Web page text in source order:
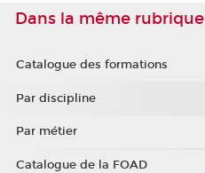
Dans la même rubrique
Catalogue des formations
Par discipline
Par métier
Catalogue de la FOAD